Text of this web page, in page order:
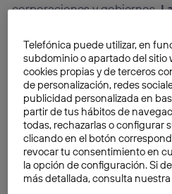
corporaciones y gobiernos.
para la Península Ibérica del
En concreto,Telefónicaha
mejor puntuación de las
puntos, uno más que el año
la surcoreana LG uplus,
Telekom.
Telefónica puede utilizar, en
subdominio o apartado del sitio
cookies propias y de terceros
de personalización, redes
publicidad personalizada en
partir de tus hábitos de
todas, rechazarlas o configurar
clicando en el botón
revocar tu consentimiento en
la opción de configuración. Si
más detallada, consulta nuestra